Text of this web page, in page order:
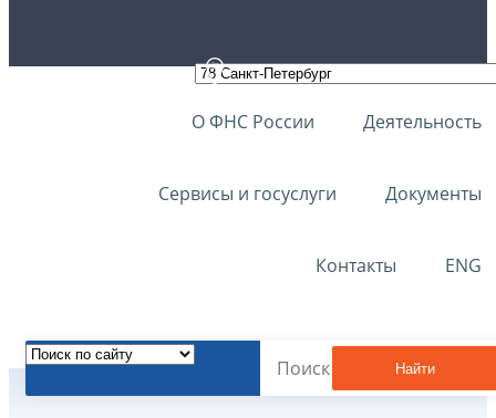
О ФНС России Деятельность
Сервисы и госуслуги Документы
Контакты ENG
Найти